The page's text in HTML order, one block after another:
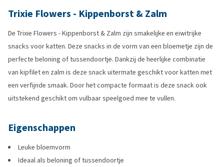
Trixie Flowers - Kippenborst & Zalm
De Trixie Flowers - Kippenborst & Zalm zijn smakelijke en eiwitrijke
snacks voor katten. Deze snacks in de vorm van een bloemetje zijn de
perfecte beloning of tussendoortje. Dankzij de heerlijke combinatie
van kipfilet en zalm is deze snack uitermate geschikt voor katten met
een verfijnde smaak. Door het compacte formaat is deze snack ook
uitstekend geschikt om vulbaar speelgoed mee te vullen.
Eigenschappen
Leuke bloemvorm
Ideaal als beloning of tussendoortje